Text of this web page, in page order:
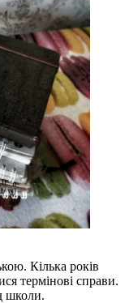
Кілька років
термінові справи.
школи.